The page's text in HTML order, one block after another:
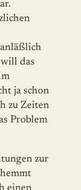
das
ja schon
zu Zeiten
Problem
zur